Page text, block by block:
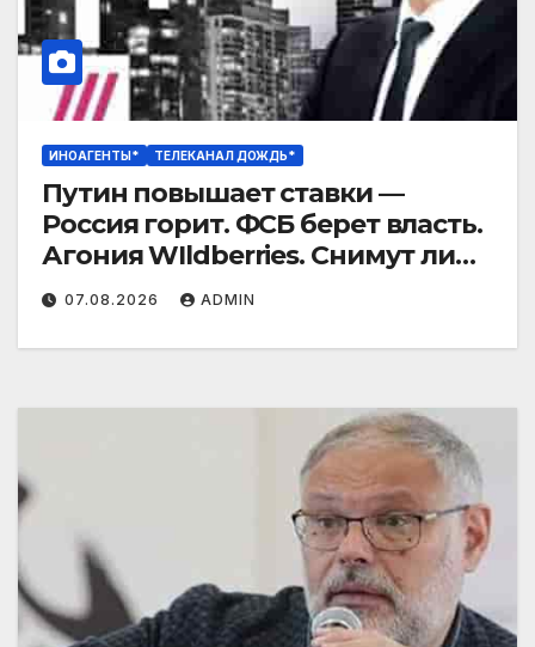
ИНОАГЕНТЫ* ТЕЛЕКАНАЛ ДОЖДЬ*
Путин повышает ставки —
Россия горит. ФСБ берет власть.
Агония WIldberries. Снимут ли
«Яблоко»?
07.08.2026 ADMIN